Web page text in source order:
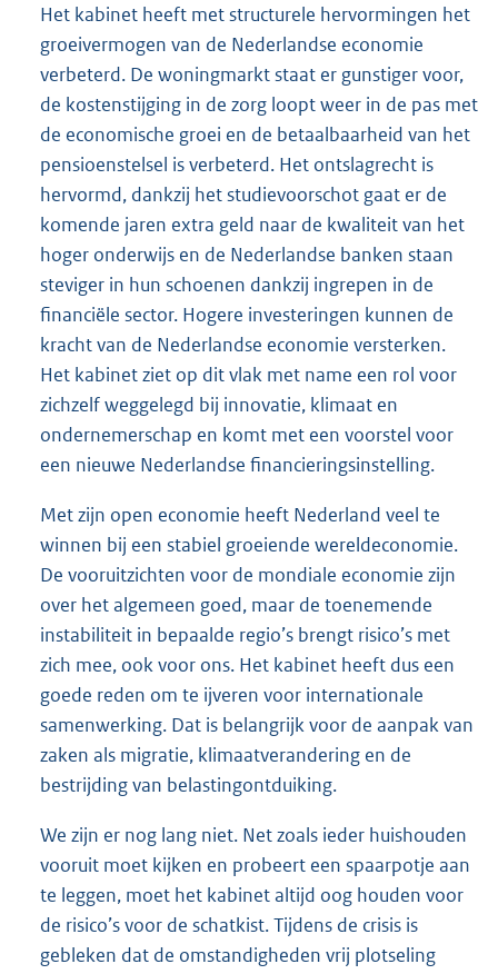
Het kabinet heeft met structurele hervormingen het
groeivermogen van de Nederlandse economie
verbeterd. De woningmarkt staat er gunstiger voor,
de kostenstijging in de zorg loopt weer in de pas met
de economische groei en de betaalbaarheid van het
pensioenstelsel is verbeterd. Het ontslagrecht is
hervormd, dankzij het studievoorschot gaat er de
komende jaren extra geld naar de kwaliteit van het
hoger onderwijs en de Nederlandse banken staan
steviger in hun schoenen dankzij ingrepen in de
financiële sector. Hogere investeringen kunnen de
kracht van de Nederlandse economie versterken.
Het kabinet ziet op dit vlak met name een rol voor
zichzelf weggelegd bij innovatie, klimaat en
ondernemerschap en komt met een voorstel voor
een nieuwe Nederlandse financieringsinstelling.
Met zijn open economie heeft Nederland veel te
winnen bij een stabiel groeiende wereldeconomie.
De vooruitzichten voor de mondiale economie zijn
over het algemeen goed, maar de toenemende
instabiliteit in bepaalde regio’s brengt risico’s met
zich mee, ook voor ons. Het kabinet heeft dus een
goede reden om te ijveren voor internationale
samenwerking. Dat is belangrijk voor de aanpak van
zaken als migratie, klimaatverandering en de
bestrijding van belastingontduiking.
We zijn er nog lang niet. Net zoals ieder huishouden
vooruit moet kijken en probeert een spaarpotje aan
te leggen, moet het kabinet altijd oog houden voor
de risico’s voor de schatkist. Tijdens de crisis is
gebleken dat de omstandigheden vrij plotseling